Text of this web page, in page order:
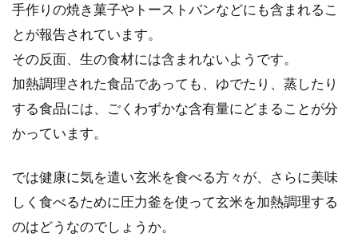
むくみのない、スラッとした綺麗な足は、多く
ちっぱなし...
いるほんだしの成分とは？
料理にサッと入れるだけで味を調える味の素は
とても便利ですよね。そして、お味噌汁に欠か
手作りの焼き菓子やトーストパンなどにも含まれるこ
とが報告されています。
その反面、生の食材には含まれないようです。
加熱調理された食品であっても、ゆでたり、蒸したり
する食品には、ごくわずかな含有量にどまることが分
かっています。
では健康に気を遣い玄米を食べる方々が、さらに美味
しく食べるために圧力釜を使って玄米を加熱調理する
のはどうなのでしょうか。